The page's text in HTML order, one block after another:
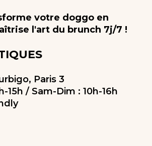
votre doggo en
l'art du brunch 7j/7 !
Paris 3
15h / Sam-Dim : 10h-16h